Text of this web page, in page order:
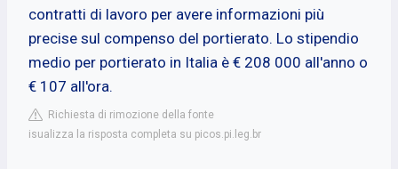
contratti di lavoro per avere informazioni più
precise sul compenso del portierato. Lo stipendio
medio per portierato in Italia è € 208 000 all'anno o
€ 107 all'ora.
Richiesta di rimozione della fonte
isualizza la risposta completa su picos.pi.leg.br